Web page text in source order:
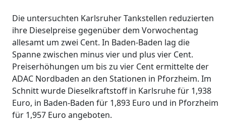
Die untersuchten Karlsruher Tankstellen reduzierten
ihre Dieselpreise gegenüber dem Vorwochentag
allesamt um zwei Cent. In Baden-Baden lag die
Spanne zwischen minus vier und plus vier Cent.
Preiserhöhungen um bis zu vier Cent ermittelte der
ADAC Nordbaden an den Stationen in Pforzheim. Im
Schnitt wurde Dieselkraftstoff in Karlsruhe für 1,938
Euro, in Baden-Baden für 1,893 Euro und in Pforzheim
für 1,957 Euro angeboten.